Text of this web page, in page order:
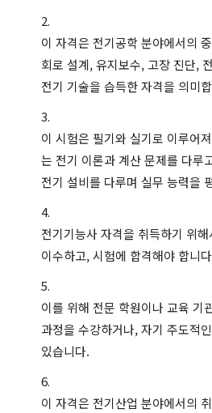
이 자격은 전기공학 분야에서의
회로 설계, 유지보수, 고장 진단,
전기 기술을 습득한 자격을 의미
이 시험은 필기와 실기로 이루어
는 전기 이론과 계산 문제를 다루
전기 설비를 다루며 실무 능력을
전기기능사 자격을 취득하기 위
이수하고, 시험에 합격해야 합니
이를 위해 전문 학원이나 교육 기
과정을 수강하거나, 자기 주도적
있습니다.
이 자격은 전기산업 분야에서의